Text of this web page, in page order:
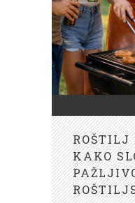
ROŠTILJ
KAKO